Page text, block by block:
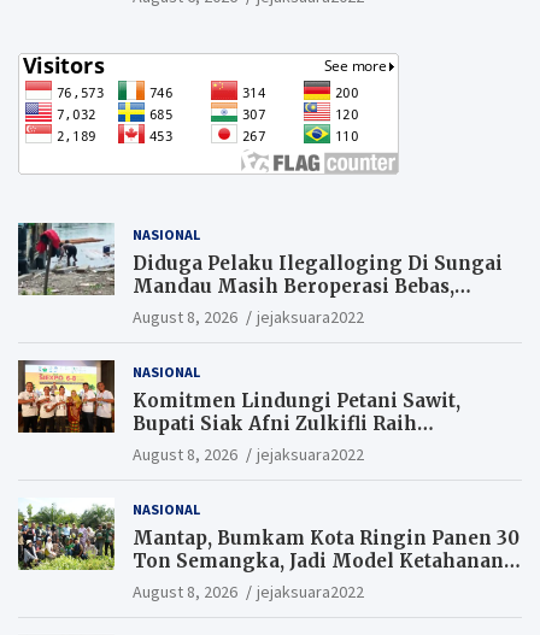
Berkesempatan Raih Hadiah
NASIONAL
Diduga Pelaku Ilegalloging Di Sungai
Mandau Masih Beroperasi Bebas,
Masyarakat Minta Aparat Penegak
Hukum Segera Tangkap Aktor Dan
August 8, 2026 jejaksuara2022
NASIONAL
Komitmen Lindungi Petani Sawit,
Bupati Siak Afni Zulkifli Raih
Penghargaan SIEXPO 2026
August 8, 2026 jejaksuara2022
NASIONAL
Mantap, Bumkam Kota Ringin Panen 30
Ton Semangka, Jadi Model Ketahanan
Pangan Siak.
August 8, 2026 jejaksuara2022